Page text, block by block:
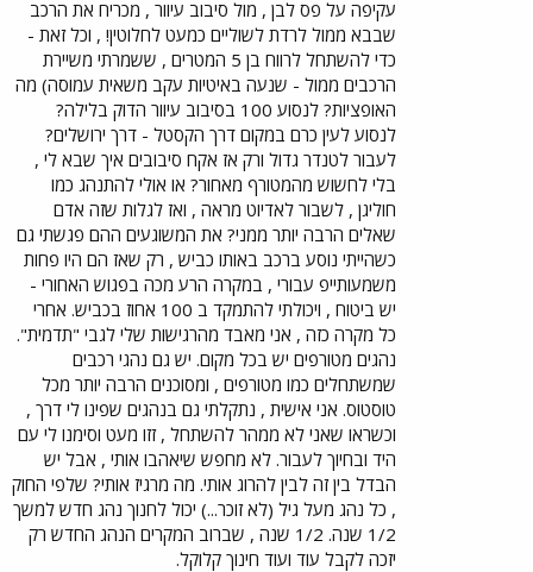
עקיפה על פס לבן , מול סיבוב עיוור , מכריח את הרכב
שבבא ממול לרדת לשוליים כמעט לחלוטין! , וכל זאת -
כדי להשתחל לרווח בן 5 המטרים , ששמרתי משיירת
הרכבים ממול - שנעה באיטיות עקב משאית עמוסה) מה
האופציות? לנסוע 100 בסיבוב עיוור הדוק בלילה?
לנסוע לעין כרם במקום דרך הקסטל - דרך ירושלים?
לעבור לטנדר גדול ורק אז אקח סיבובים איך שבא לי ,
בלי לחשוש מהמטורף מאחור? או אולי להתנהג כמו
חוליגן , לשבור לאדיוט מראה , ואז לגלות שזה אדם
שאלים הרבה יותר ממני? את המשוגעים ההם פגשתי גם
כשהייתי נוסע ברכב באותו כביש , רק שאז הם היו פחות
משמעותייפ עבורי , במקרה הרע מכה בפגוש האחורי -
יש ביטוח , ויכולתי להתמקד ב 100 אחוז בכביש. אחרי
כל מקרה כזה , אני מאבד מהרגישות שלי לגבי "תדמית".
נהגים מטורפים יש בכל מקום. יש גם נהגי רכבים
שמשתחלים כמו מטורפים , ומסוכנים הרבה יותר מכל
טוסטוס. אני אישית , נתקלתי גם בנהגים שפינו לי דרך ,
וכשראו שאני לא ממהר להשתחל , זזו מעט וסימנו לי עם
היד ובחיוך לעבור. לא מחפש שיאהבו אותי , אבל יש
הבדל בין זה לבין להרוג אותי. מה מרגיז אותי? שלפי החוק
, כל נהג מעל גיל (לא זוכר...) יכול לחנוך נהג חדש למשך
1/2 שנה. 1/2 שנה , שברוב המקרים הנהג החדש רק
יזכה לקבל עוד ועוד חינוך קלוקל.